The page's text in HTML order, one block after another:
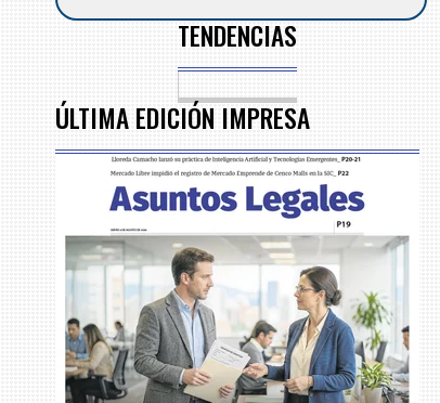
TENDENCIAS
ÚLTIMA EDICIÓN IMPRESA